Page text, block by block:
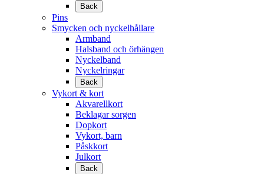
Back
Pins
Smycken och nyckelhållare
Armband
Halsband och örhängen
Nyckelband
Nyckelringar
Back
Vykort & kort
Akvarellkort
Beklagar sorgen
Dopkort
Vykort, barn
Påskkort
Julkort
Back